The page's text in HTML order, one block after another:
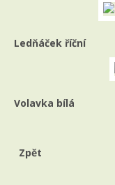
Ledňáček říční
Volavka bílá
Zpět